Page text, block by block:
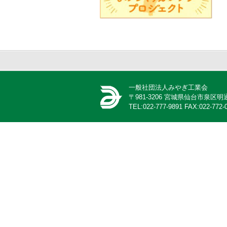
一般社団法人みやぎ工業会
〒981-3206 宮城県仙台市泉区
TEL:022-777-9891 FAX:022-